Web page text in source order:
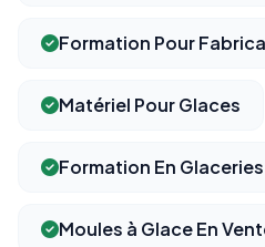
Formation Pour
Matériel Pour Glaces
Formation En Glaceries
Moules à Glace En